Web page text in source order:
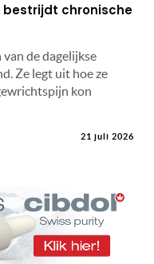
bestrijdt chronische
de dagelijkse
Ze legt uit hoe ze
kon
21 juli 2026